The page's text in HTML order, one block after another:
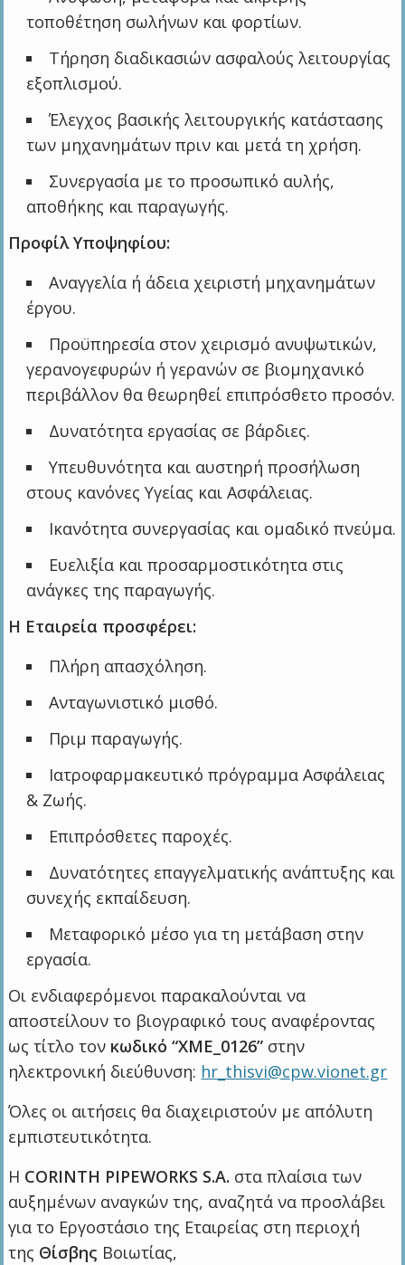
τοποθέτηση σωλήνων και φορτίων.
Τήρηση διαδικασιών ασφαλούς λειτουργίας
εξοπλισμού.
Έλεγχος βασικής λειτουργικής κατάστασης
των μηχανημάτων πριν και μετά τη χρήση.
Συνεργασία με το προσωπικό αυλής,
αποθήκης και παραγωγής.
Προφίλ Υποψηφίου:
Αναγγελία ή άδεια χειριστή μηχανημάτων
έργου.
Προϋπηρεσία στον χειρισμό ανυψωτικών,
γερανογεφυρών ή γερανών σε βιομηχανικό
περιβάλλον θα θεωρηθεί επιπρόσθετο προσόν.
Δυνατότητα εργασίας σε βάρδιες.
Υπευθυνότητα και αυστηρή προσήλωση
στους κανόνες Υγείας και Ασφάλειας.
Ικανότητα συνεργασίας και ομαδικό πνεύμα.
Ευελιξία και προσαρμοστικότητα στις
ανάγκες της παραγωγής.
Η Εταιρεία προσφέρει:
Πλήρη απασχόληση.
Ανταγωνιστικό μισθό.
Πριμ παραγωγής.
Ιατροφαρμακευτικό πρόγραμμα Ασφάλειας
& Ζωής.
Επιπρόσθετες παροχές.
Δυνατότητες επαγγελματικής ανάπτυξης και
συνεχής εκπαίδευση.
Μεταφορικό μέσο για τη μετάβαση στην
εργασία.
Οι ενδιαφερόμενοι παρακαλούνται να
αποστείλουν το βιογραφικό τους αναφέροντας
ως τίτλο τον κωδικό “ΧΜΕ_0126” στην
ηλεκτρονική διεύθυνση: hr_thisvi@cpw.vionet.gr
Όλες οι αιτήσεις θα διαχειριστούν με απόλυτη
εμπιστευτικότητα.
H CORINTH PIPEWORKS S.A. στα πλαίσια των
αυξημένων αναγκών της, αναζητά να προσλάβει
για το Εργοστάσιο της Εταιρείας στη περιοχή
της Θίσβης Βοιωτίας,